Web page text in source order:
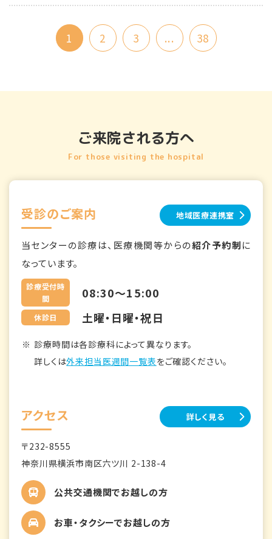
1 2 3 ... 38
ご来院される方へ
For those visiting the hospital
受診のご案内 地域医療連携室
当センターの診療は、医療機関等からの紹介予約制に
なっています。
診療受付時
間
08:30～15:00
休診日 土曜・日曜・祝日
診療時間は各診療科によって異なります。
詳しくは外来担当医週間一覧表をご確認ください。
アクセス 詳しく見る
〒232-8555
神奈川県横浜市南区六ツ川 2-138-4
公共交通機関でお越しの方
お車・タクシーでお越しの方